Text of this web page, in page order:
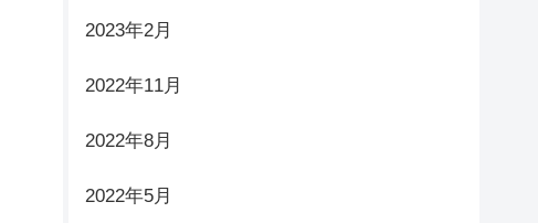
2023年2月
2022年11月
2022年8月
2022年5月